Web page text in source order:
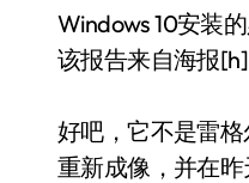
Windows 10安装
该报告来自海报
好吧，它不是雷
重新成像，并在昨